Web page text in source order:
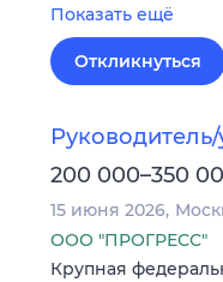
Показать ещё
Откликнуться
200 000–350
15 июня 2026
ООО "ПРОГРЕСС"
Крупная